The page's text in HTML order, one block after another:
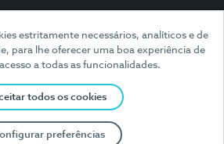
estritamente necessários, analíticos e de
para lhe oferecer uma boa experiência de
a todas as funcionalidades.
todos os cookies
preferências